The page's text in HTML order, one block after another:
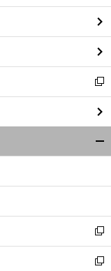
ン
ド
ウ
で
開
く
新
し
い
ウ
ィ
ン
ウ
開
く
新
し
い
新